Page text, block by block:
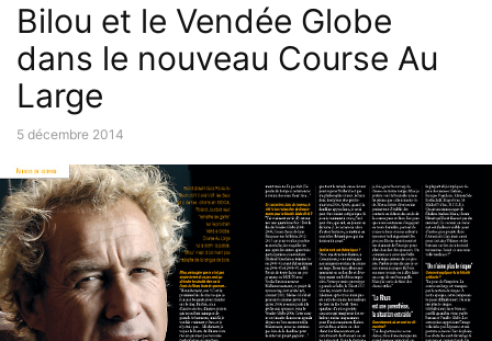
Bilou et le Vendée Globe
dans le nouveau Course Au
Large
5 décembre 2014